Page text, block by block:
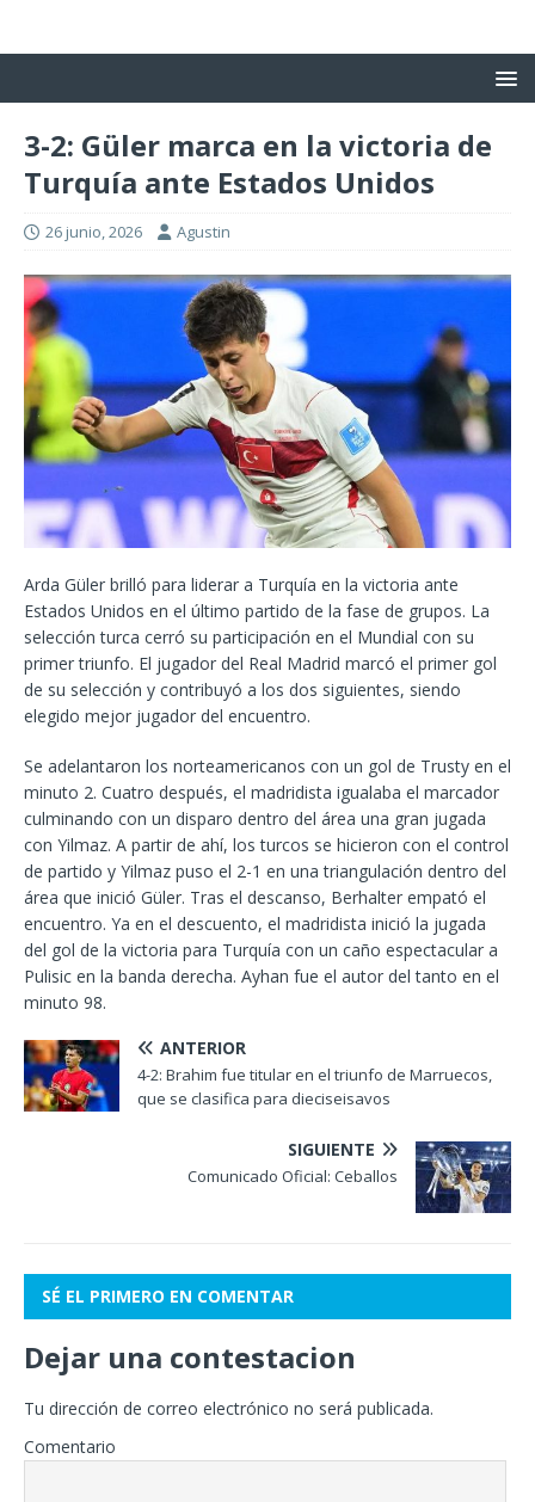
3-2: Güler marca en la victoria de
Turquía ante Estados Unidos
26 junio, 2026 Agustin
Arda Güler brilló para liderar a Turquía en la victoria ante
Estados Unidos en el último partido de la fase de grupos. La
selección turca cerró su participación en el Mundial con su
primer triunfo. El jugador del Real Madrid marcó el primer gol
de su selección y contribuyó a los dos siguientes, siendo
elegido mejor jugador del encuentro.
Se adelantaron los norteamericanos con un gol de Trusty en el
minuto 2. Cuatro después, el madridista igualaba el marcador
culminando con un disparo dentro del área una gran jugada
con Yilmaz. A partir de ahí, los turcos se hicieron con el control
de partido y Yilmaz puso el 2-1 en una triangulación dentro del
área que inició Güler. Tras el descanso, Berhalter empató el
encuentro. Ya en el descuento, el madridista inició la jugada
del gol de la victoria para Turquía con un caño espectacular a
Pulisic en la banda derecha. Ayhan fue el autor del tanto en el
minuto 98.
ANTERIOR
4-2: Brahim fue titular en el triunfo de Marruecos,
que se clasifica para dieciseisavos
SIGUIENTE
Comunicado Oficial: Ceballos
SÉ EL PRIMERO EN COMENTAR
Dejar una contestacion
Tu dirección de correo electrónico no será publicada.
Comentario